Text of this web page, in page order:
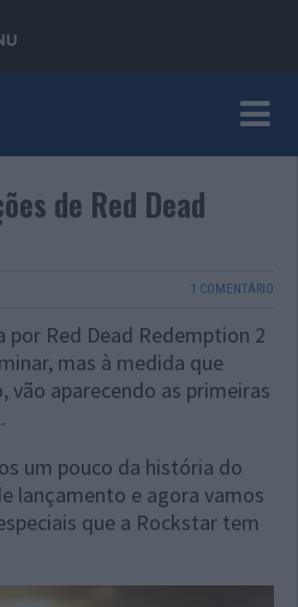
de Red Dead
1 COMENTÁRIO
por Red Dead Redemption 2
mas à medida que
vão aparecendo as primeiras
um pouco da história do
lançamento e agora vamos
que a Rockstar tem